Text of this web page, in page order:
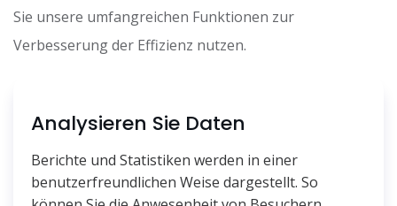
Sie unsere umfangreichen Funktionen zur
Verbesserung der Effizienz nutzen.
Analysieren Sie Daten
Berichte und Statistiken werden in einer
benutzerfreundlichen Weise dargestellt. So